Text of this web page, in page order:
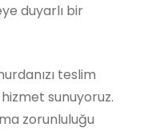
duyarlı bir
teslim
sunuyoruz.
zorunluluğu